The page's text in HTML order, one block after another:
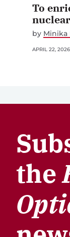
To
by Minika
APRIL 22, 2026
the